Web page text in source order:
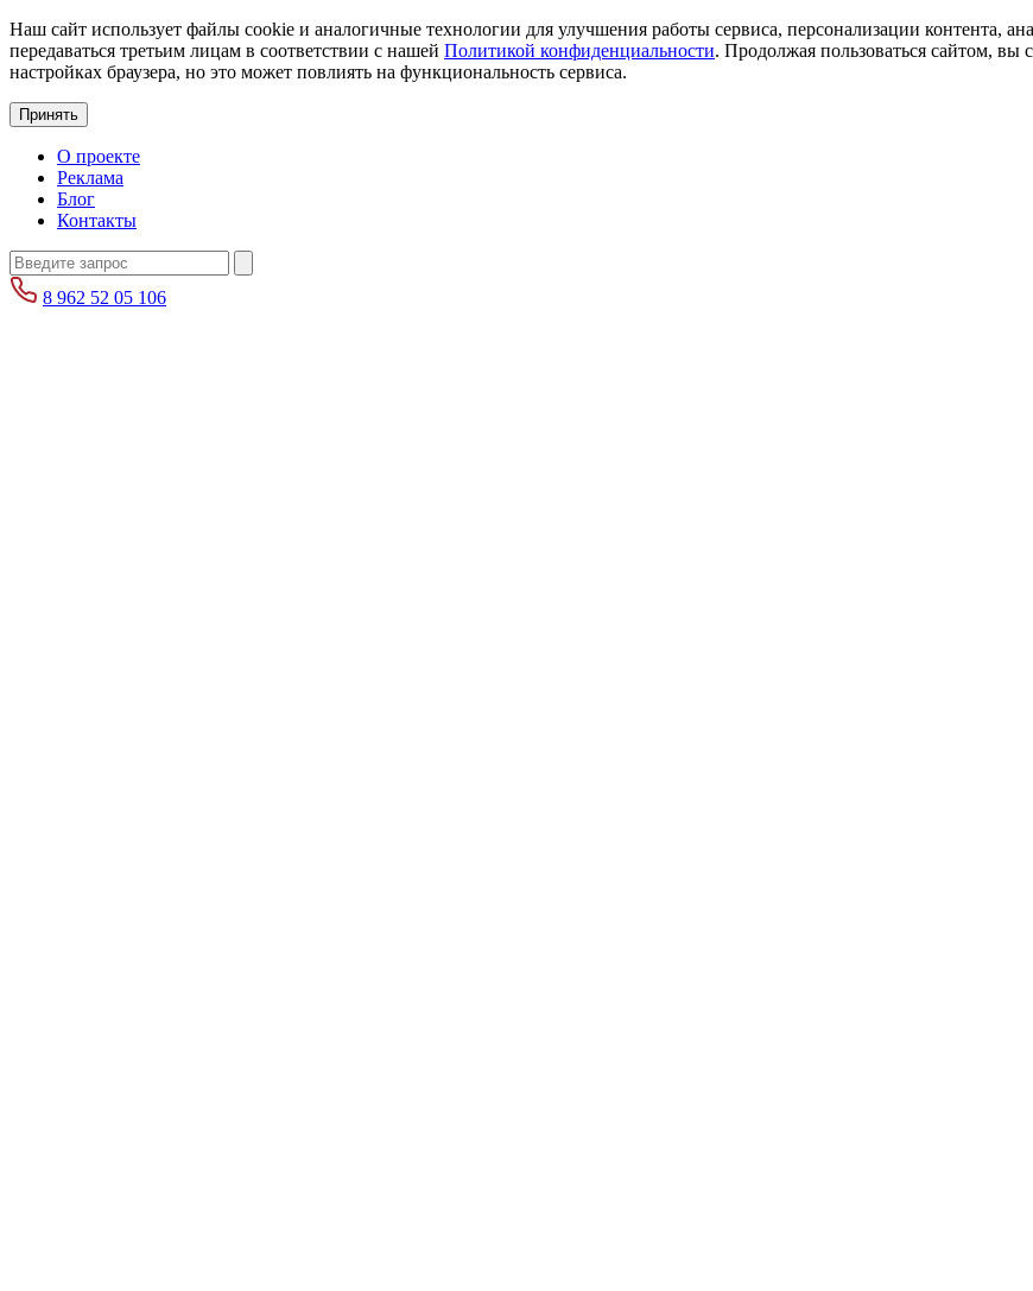
Наш сайт использует файлы cookie и аналогичные технологии для улучшения работы сервиса, персонализации контента,
передаваться третьим лицам в соответствии с нашей Политикой конфиденциальности. Продолжая пользоваться сайтом, вы
настройках браузера, но это может повлиять на функциональность сервиса.
Принять
О проекте
Реклама
Блог
Контакты
8 962 52 05 106